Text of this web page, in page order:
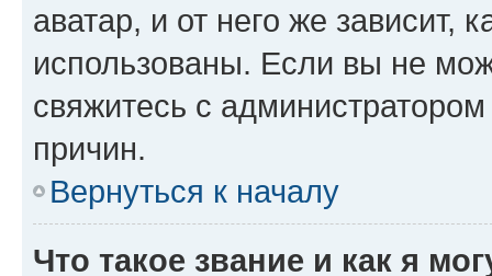
аватар, и от него же зависит,
использованы. Если вы не
свяжитесь с
причин.
Вернуться к началу
Что такое звание и как я